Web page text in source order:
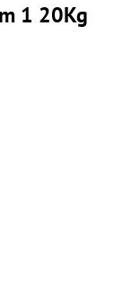
1 20Kg